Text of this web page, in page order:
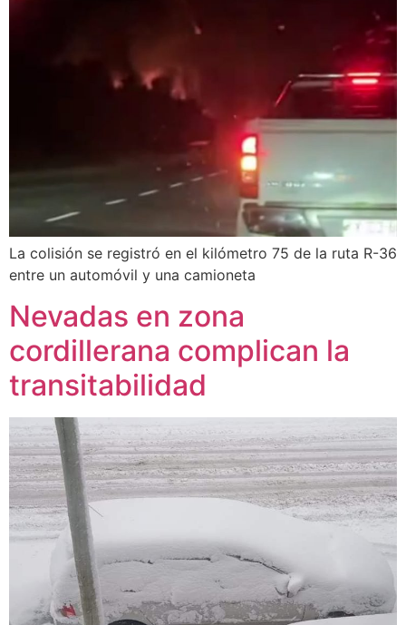
La colisión se registró en el kilómetro 75 de la ruta R-36
entre un automóvil y una camioneta
Nevadas en zona
cordillerana complican la
transitabilidad